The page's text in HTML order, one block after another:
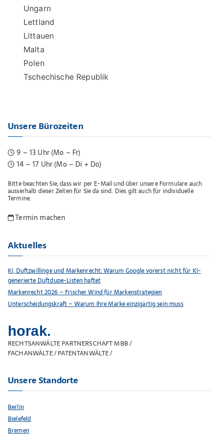
Ungarn
Lettland
Littauen
Malta
Polen
Tschechische Republik
Unsere Bürozeiten
9 – 13 Uhr (Mo – Fr)
14 – 17 Uhr (Mo – Di + Do)
Bitte beachten Sie, dass wir per E-Mail und über unsere Formulare auch
ausserhalb dieser Zeiten für Sie da sind. Dies gilt auch für individuelle
Termine.
Termin machen
Aktuelles
KI, Duftzwillinge und Markenrecht: Warum Google vorerst nicht für KI-
generierte Duftdupe-Listen haftet
Markenrecht 2026 – Frischer Wind für Markenstrategien
Unterscheidungskraft – Warum Ihre Marke einzigartig sein muss
horak.
RECHTSANWÄLTE PARTNERSCHAFT MBB /
FACHANWÄLTE / PATENTANWÄLTE /
Unsere Standorte
Berlin
Bielefeld
Bremen